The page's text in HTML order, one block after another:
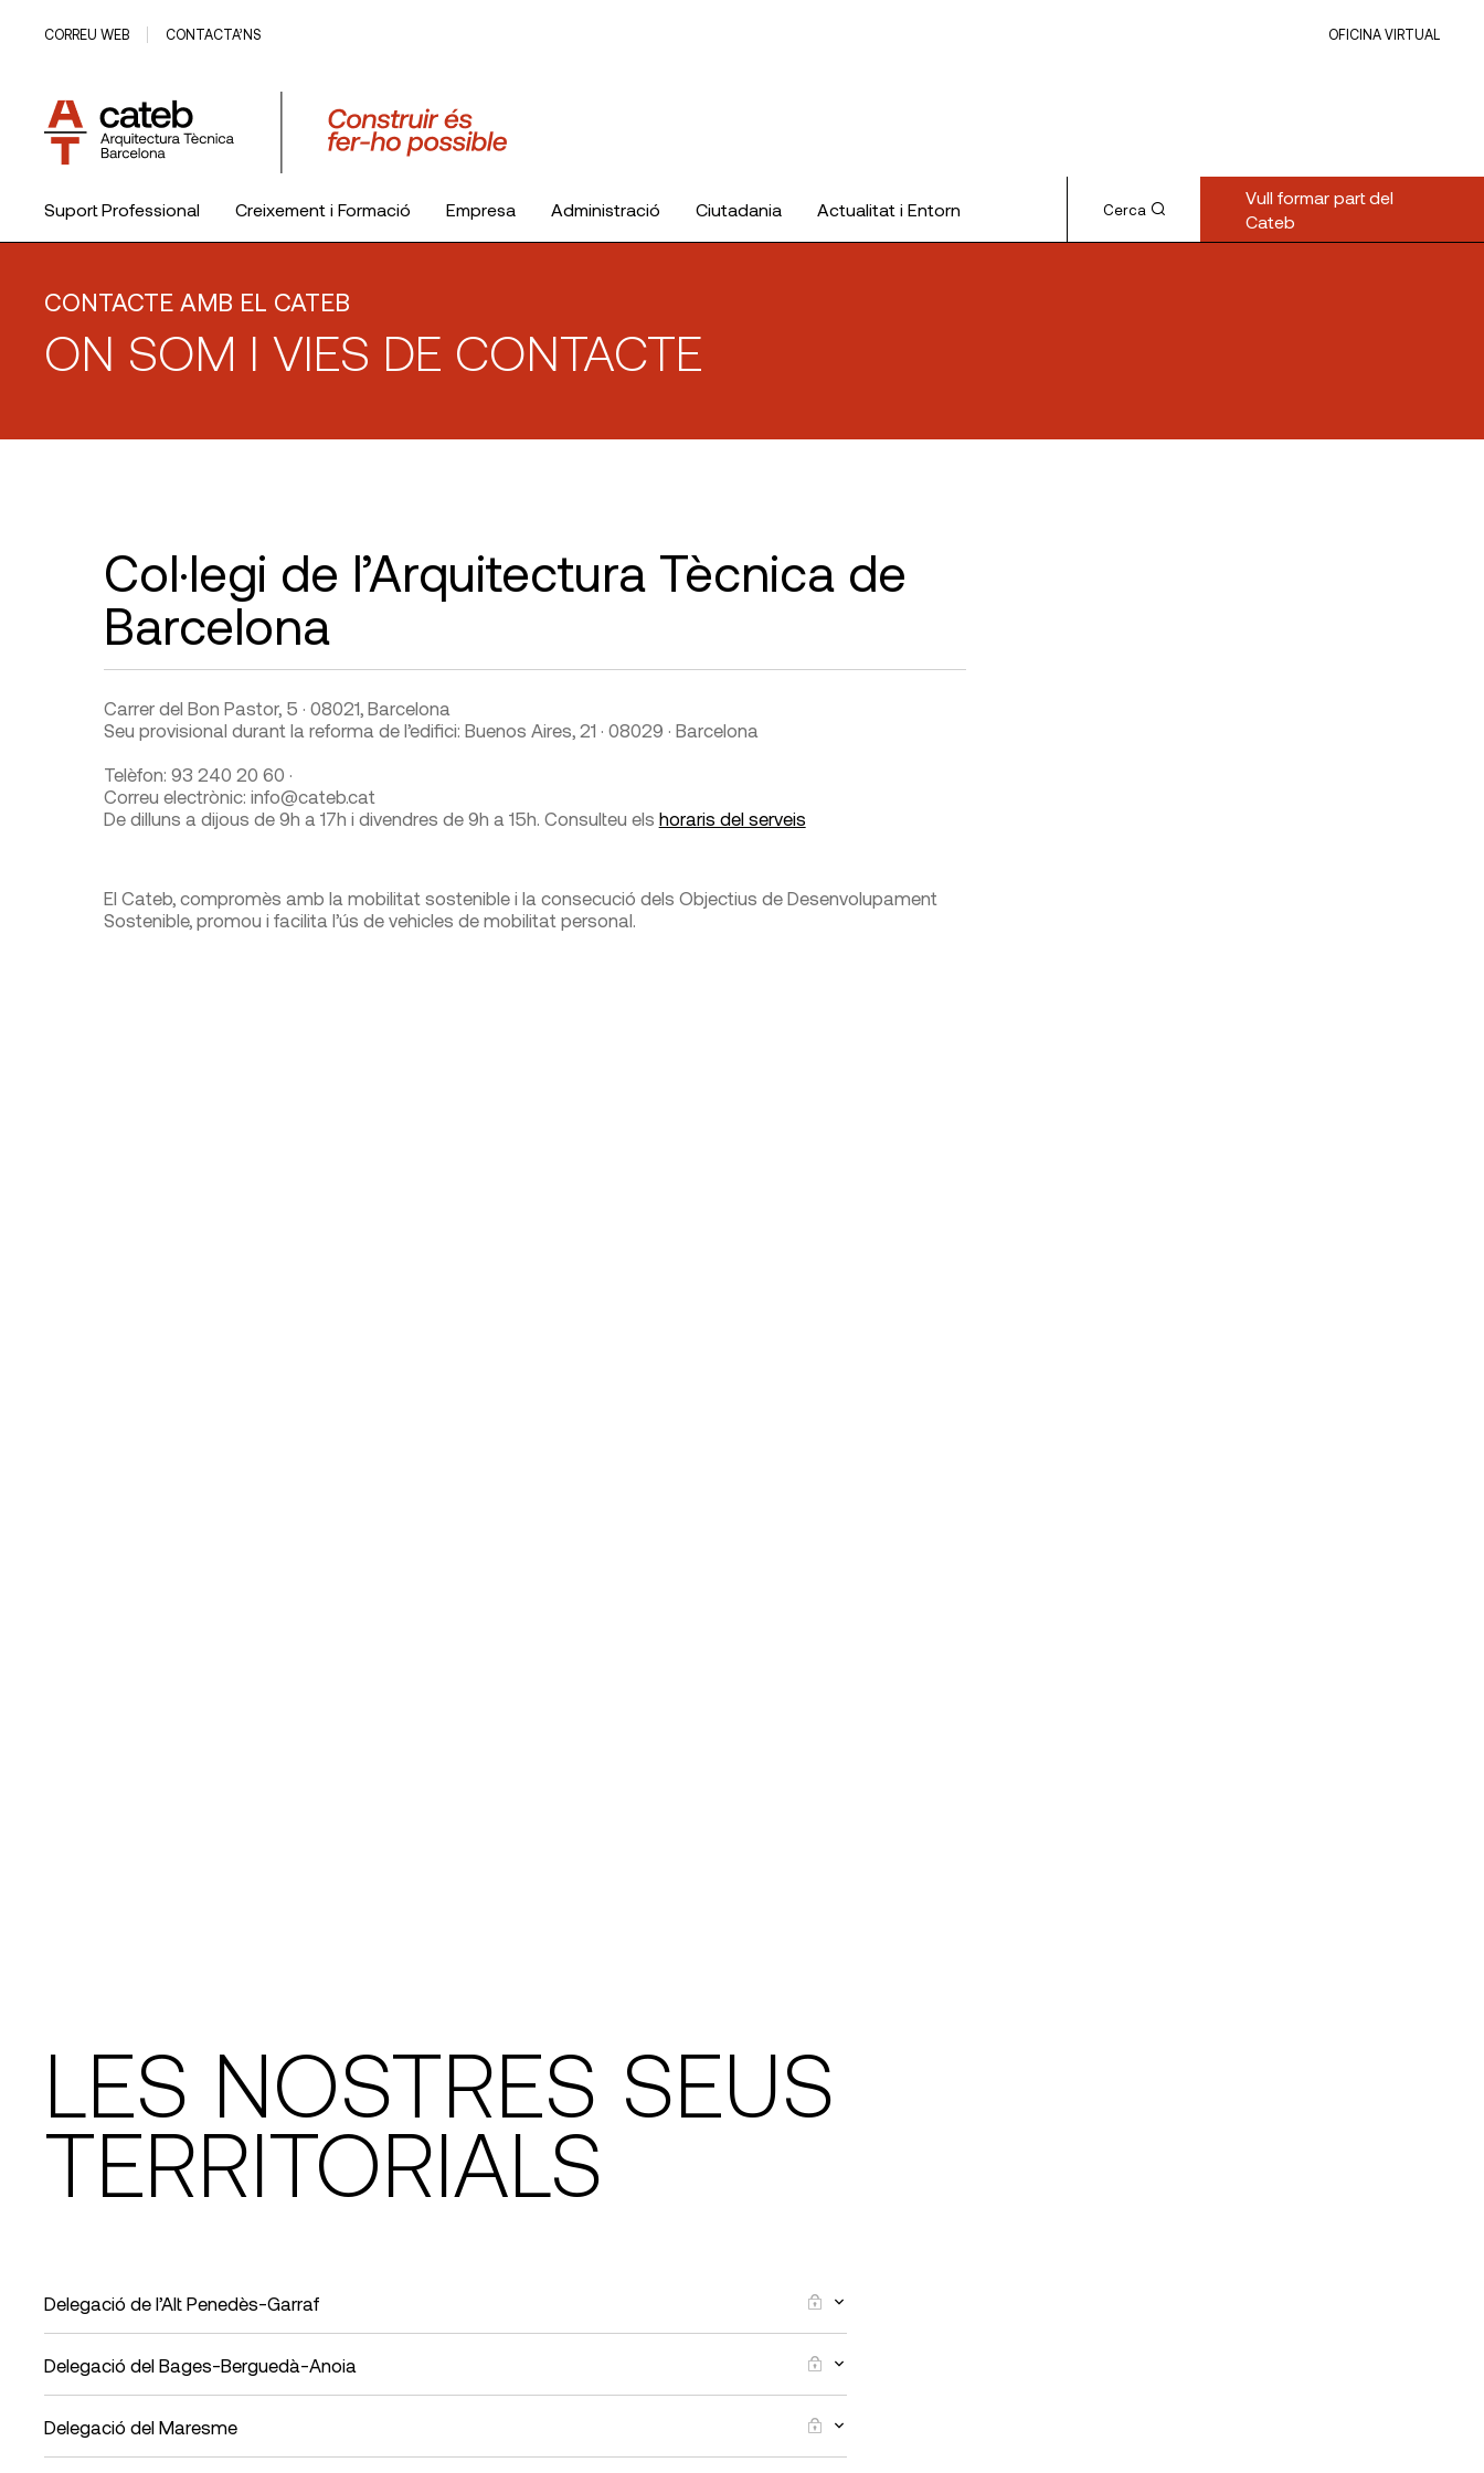
CORREU WEB CONTACTA’NS OFICINA VIRTUAL
Suport Professional Creixement i Formació Empresa Administració Ciutadania Actualitat i Entorn Cerca
Vull formar part del
Cateb
CONTACTE AMB EL CATEB
ON SOM I VIES DE CONTACTE
Col·legi de l’Arquitectura Tècnica de
Barcelona
Carrer del Bon Pastor, 5 · 08021, Barcelona
Seu provisional durant la reforma de l’edifici: Buenos Aires, 21 · 08029 · Barcelona
Telèfon: 93 240 20 60 ·
Correu electrònic: info@cateb.cat
De dilluns a dijous de 9h a 17h i divendres de 9h a 15h. Consulteu els horaris del serveis
El Cateb, compromès amb la mobilitat sostenible i la consecució dels Objectius de Desenvolupament
Sostenible, promou i facilita l’ús de vehicles de mobilitat personal.
LES NOSTRES SEUS
TERRITORIALS
Delegació de l’Alt Penedès-Garraf
Vilafranca del Penedès
Delegació del Bages-Berguedà-Anoia
Manresa
Delegació del Maresme